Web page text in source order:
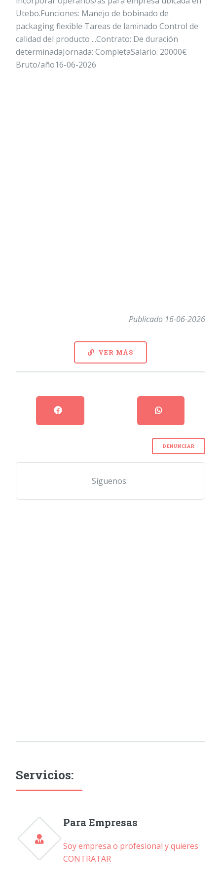
Utebo.Funciones: Manejo de bobinado de
packaging flexible Tareas de laminado Control de
calidad del producto ...Contrato: De duración
determinadaJornada: CompletaSalario: 20000€
Bruto/año16-06-2026
Publicado 16-06-2026
VER MÁS
DENUNCIAR
Síguenos:
Servicios:
Para Empresas
Soy empresa o profesional y quieres
CONTRATAR